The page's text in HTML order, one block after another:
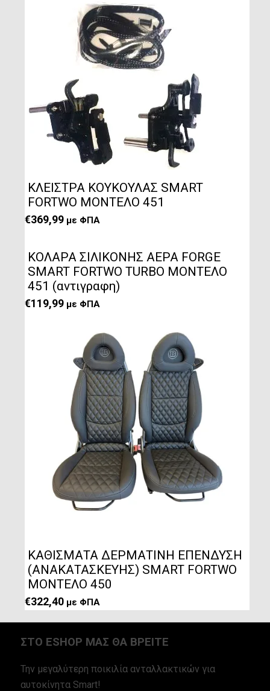
ΚΛΕΙΣΤΡΑ ΚΟΥΚΟΥΛΑΣ SMART
FORTWO ΜΟΝΤΕΛΟ 451
€369,99 με ΦΠΑ
ΚΟΛΑΡΑ ΣΙΛIΚΟΝΗΣ ΑΕΡΑ FORGE
SMART FORTWO TURBO ΜΟΝΤΕΛΟ
451 (αντιγραφη)
€119,99 με ΦΠΑ
ΚΑΘΙΣΜΑΤΑ ΔΕΡΜΑΤΙΝΗ ΕΠΕΝΔΥΣΗ
(ΑΝΑΚΑΤΑΣΚΕΥΗΣ) SMART FORTWO
ΜΟΝΤΕΛΟ 450
€322,40 με ΦΠΑ
ΣΤΟ ESHOP ΜΑΣ ΘΑ ΒΡΕΙΤΕ
Την μεγαλύτερη ποικιλία ανταλλακτικών για
αυτοκίνητα Smart!